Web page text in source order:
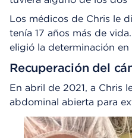
Los médicos de Chris le
tenía 17 años más de
eligió la determinación
Recuperación del
En abril de 2021, a Chris
abdominal abierta para